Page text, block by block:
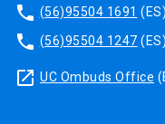
phone (56)95504 1691 (ES)
phone (56)95504 1247 (ES)
launch UC Ombuds Office